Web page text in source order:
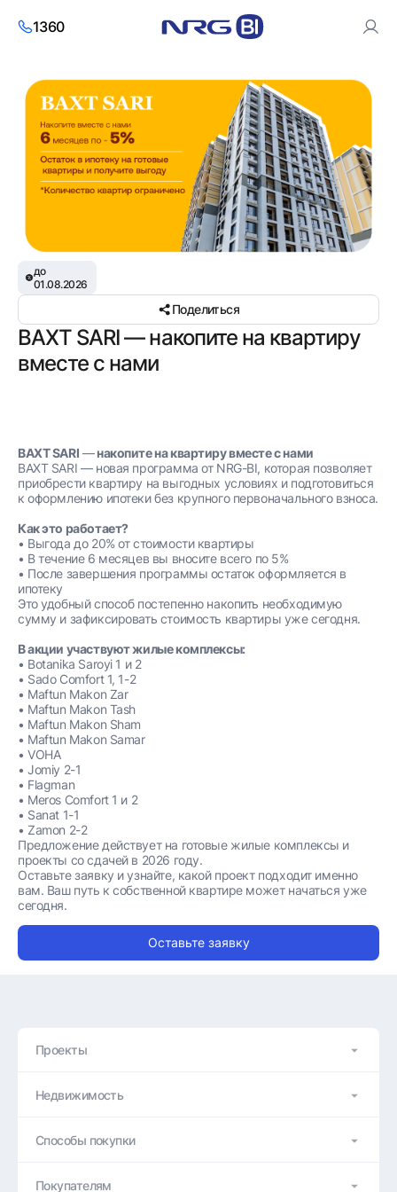
1360
до
01.08.2026
Поделиться
BAXT SARI — накопите на квартиру
вместе с нами
BAXT SARI —накопите на квартиру вместе с нами
BAXT SARI — новая программа от NRG-BI, которая позволяет
приобрести квартиру на выгодных условиях и подготовиться
к оформлению ипотеки без крупного первоначального взноса.
Как это работает?
• Выгода до 20% от стоимости квартиры
• В течение 6 месяцев вы вносите всего по 5%
• После завершения программы остаток оформляется в
ипотеку
Это удобный способ постепенно накопить необходимую
сумму и зафиксировать стоимость квартиры уже сегодня.
В акции участвуют жилые комплексы:
• Botanika Saroyi 1 и 2
• Sado Comfort 1, 1-2
• Maftun Makon Zar
• Maftun Makon Tash
• Maftun Makon Sham
• Maftun Makon Samar
• VOHA
• Jomiy 2-1
• Flagman
• Meros Comfort 1 и 2
• Sanat 1-1
• Zamon 2-2
Предложение действует на готовые жилые комплексы и
проекты со сдачей в 2026 году.
Оставьте заявку и узнайте, какой проект подходит именно
вам. Ваш путь к собственной квартире может начаться уже
сегодня.
Оставьте заявку
Проекты
Недвижимость
Способы покупки
Покупателям
Используя сайт, вы соглашаетесь с использованием
cookies иполитикой обработки персональных данных
Согласен